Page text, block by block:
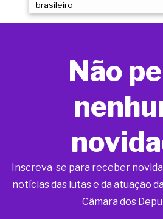
brasileiro
Não
Inscreva-se para receber
notícias das lutas e da atuação
Câmara dos